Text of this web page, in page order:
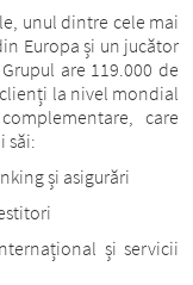
unul dintre cele mai
Europa și un jucător
are 119.000 de
la nivel mondial
care
săi:
și asigurări
și servicii